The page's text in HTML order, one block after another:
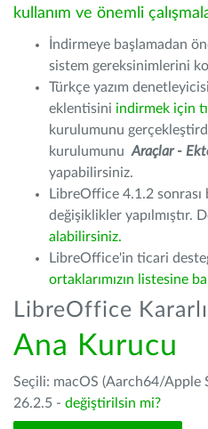
kullanım ve önemli
İndirmeye başlamadan
sistem gereksinimlerini
Türkçe yazım
eklentisini indirmek için
kurulumunu
kurulumunu Araçlar -
yapabilirsiniz.
LibreOffice 4.1.2 sonrası
değişiklikler yapılmıştır.
alabilirsiniz.
LibreOffice'in ticari
ortaklarımızın listesine
LibreOffice
Ana Kurucu
Seçili: macOS (Aarch64/
26.2.5 - değiştirilsin mi?